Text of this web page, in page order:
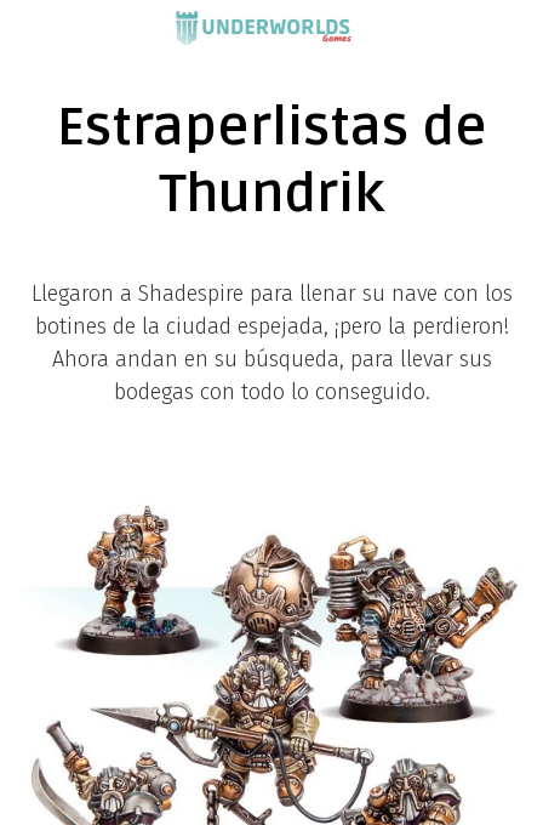
Estraperlistas de
Thundrik
Llegaron a Shadespire para llenar su nave con los
botines de la ciudad espejada, ¡pero la perdieron!
Ahora andan en su búsqueda, para llevar sus
bodegas con todo lo conseguido.